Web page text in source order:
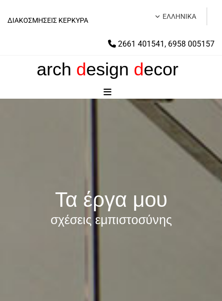
ΔΙΑΚΟΣΜΗΣΕΙΣ ΚΕΡΚΥΡΑ ΕΛΛΗΝΙΚΑ
 2661 401541 , 6958 005157
arch design decor
Τα έργα μου
σχέσεις εμπιστοσύνης